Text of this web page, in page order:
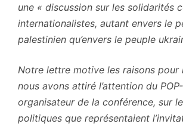
une « discussion sur les solidarités
internationalistes, autant envers le
palestinien qu’envers le peuple
Notre lettre motive les raisons pour
nous avons attiré l’attention du
organisateur de la conférence, sur
politiques que représentaient